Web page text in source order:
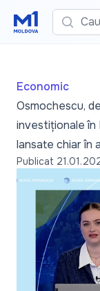
Caută
Economic
Osmochescu,
investiționale în
lansate chiar în
Publicat